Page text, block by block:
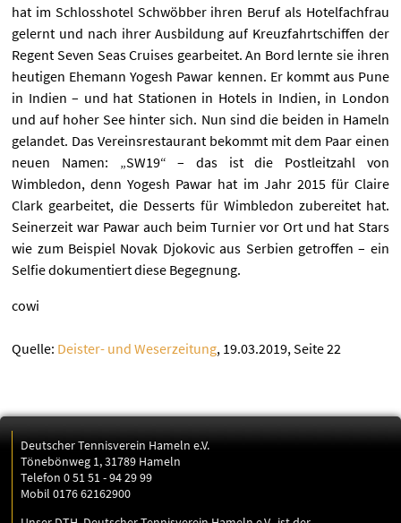
hat im Schlosshotel Schwöbber ihren Beruf als Hotelfachfrau
gelernt und nach ihrer Ausbildung auf Kreuzfahrtschiffen der
Regent Seven Seas Cruises gearbeitet. An Bord lernte sie ihren
heutigen Ehemann Yogesh Pawar kennen. Er kommt aus Pune
in Indien – und hat Stationen in Hotels in Indien, in London
und auf hoher See hinter sich. Nun sind die beiden in Hameln
gelandet. Das Vereinsrestaurant bekommt mit dem Paar einen
neuen Namen: „SW19“ – das ist die Postleitzahl von
Wimbledon, denn Yogesh Pawar hat im Jahr 2015 für Claire
Clark gearbeitet, die Desserts für Wimbledon zubereitet hat.
Seinerzeit war Pawar auch beim Turnier vor Ort und hat Stars
wie zum Beispiel Novak Djokovic aus Serbien getroffen – ein
Selfie dokumentiert diese Begegnung.
cowi
Quelle: Deister- und Weserzeitung, 19.03.2019, Seite 22
Deutscher Tennisverein Hameln e.V.
Tönebönweg 1, 31789 Hameln
Telefon 0 51 51 - 94 29 99
Mobil 0176 62162900